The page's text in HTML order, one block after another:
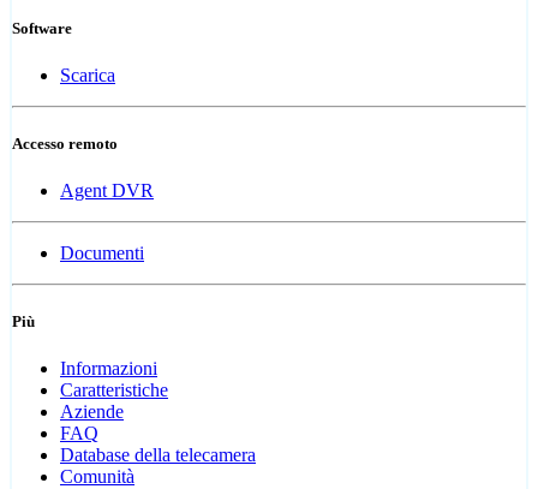
Software
Scarica
Accesso remoto
Agent DVR
Documenti
Più
Informazioni
Caratteristiche
Aziende
FAQ
Database della telecamera
Comunità